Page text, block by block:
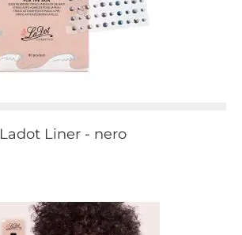
Ladot Liner - nero